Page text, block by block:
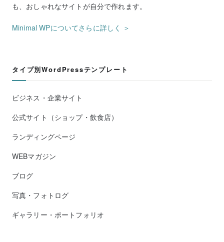
も、おしゃれなサイトが自分で作れます。
Minimal WPについてさらに詳しく ＞
タイプ別WordPressテンプレート
ビジネス・企業サイト
公式サイト（ショップ・飲食店）
ランディングページ
WEBマガジン
ブログ
写真・フォトログ
ギャラリー・ポートフォリオ